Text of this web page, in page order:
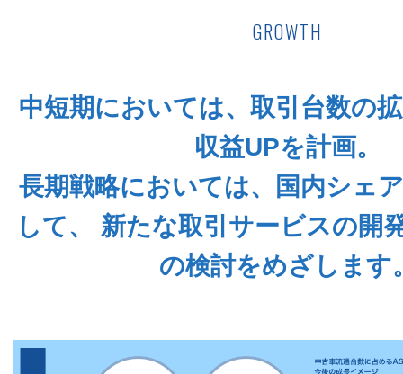
GROWTH
中短期においては、取引台数の
収益UPを計画。
⻑期戦略においては、国内シェ
して、
新たな取引サービスの開
の検討をめざします